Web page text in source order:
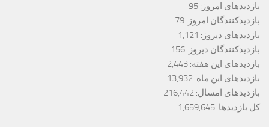
بازدیدهای امروز: 95
بازدیدکنندگان امروز: 79
بازدیدهای دیروز: 1,121
بازدیدکنندگان دیروز: 156
بازدیدهای این هفته: 2,443
بازدیدهای این ماه: 13,932
بازدیدهای امسال: 216,442
کل بازدیدها: 1,659,645